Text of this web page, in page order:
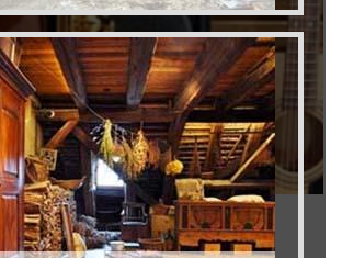
instrument de musique 79